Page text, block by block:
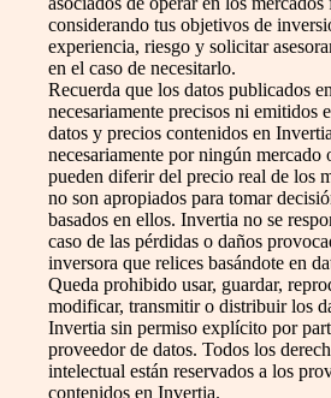
considerando tus objetivos de
experiencia, riesgo y solicitar
en el caso de necesitarlo.
Recuerda que los datos publicados
necesariamente precisos ni emitidos
datos y precios contenidos en
necesariamente por ningún mercado
pueden diferir del precio real de los
no son apropiados para tomar
basados en ellos. Invertia no se
caso de las pérdidas o daños
inversora que relices basándote en
Queda prohibido usar, guardar,
modificar, transmitir o distribuir los
Invertia sin permiso explícito por
proveedor de datos. Todos los
intelectual están reservados a los
contenidos en Invertia.